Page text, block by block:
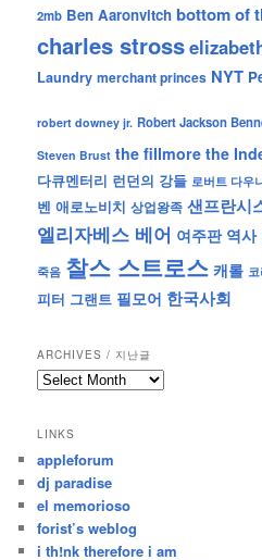
2mb Ben Aaronvitch bottom of
charles stross
Laundry merchant princes NYT
robert downey jr. Robert Jackson
Steven Brust the fillmore the
다큐멘터리 런던의 강들 로버트 다우
벤 애로노비치 상업왕족 샌프란시
엘리자베스 베어 여주판 역사
죽음 찰스 스트로스 캐롤
피터 그랜트 필모어 한국사회
ARCHIVES / 지난글
archives
난
글
LINKS
appleforum
dj paradise
el memorioso
forist’s weblog
i th!nk therefore i am